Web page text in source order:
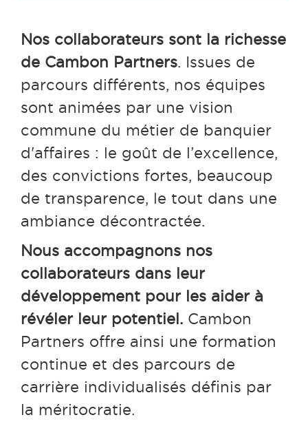
Nos collaborateurs sont la richesse
de Cambon Partners. Issues de
parcours différents, nos équipes
sont animées par une vision
commune du métier de banquier
d'affaires : le goût de l’excellence,
des convictions fortes, beaucoup
de transparence, le tout dans une
ambiance décontractée.
Nous accompagnons nos
collaborateurs dans leur
développement pour les aider à
révéler leur potentiel. Cambon
Partners offre ainsi une formation
continue et des parcours de
carrière individualisés définis par
la méritocratie.